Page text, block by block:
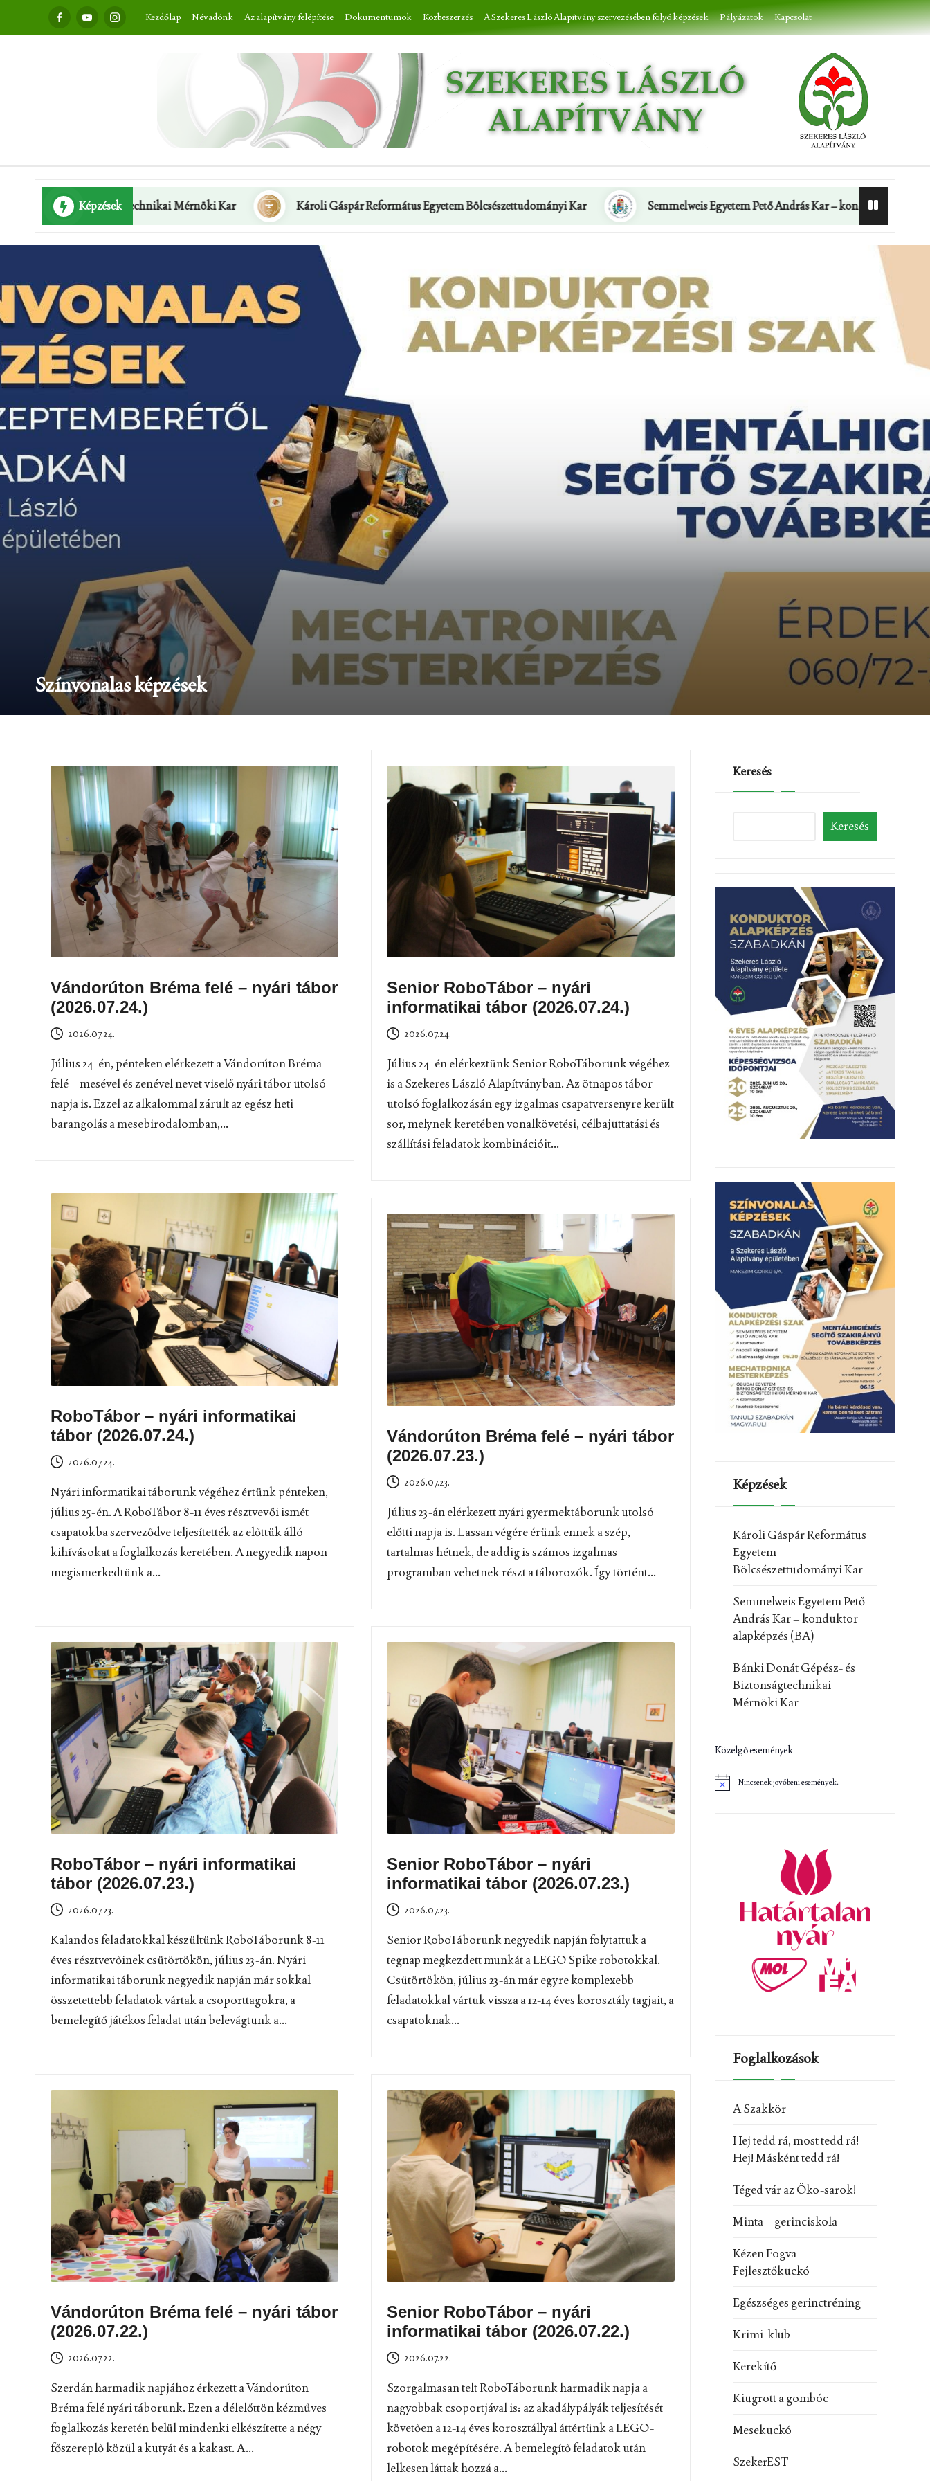
FacebookYoutube Instagram Kezdőlap Névadónk Az alapítvány felépítése Dokumentumok Közbeszerzés A Szekeres László Alapítvány szervezésében folyó képzések Pályázatok Kapcsolat
Képzések
Mérnöki Kar Károli Gáspár Református Egyetem Bölcsészettudományi Kar Semmelweis Egyetem Pető András Kar – konduktor alapképzés (BA)
Színvonalas képzések
Vándorúton Bréma felé – nyári tábor
(2026.07.24.)
2026.07.24.
Július 24-én, pénteken elérkezett a Vándorúton Bréma
felé – mesével és zenével nevet viselő nyári tábor utolsó
napja is. Ezzel az alkalommal zárult az egész heti
barangolás a mesebirodalomban,...
Senior RoboTábor – nyári
informatikai tábor (2026.07.24.)
2026.07.24.
Július 24-én elérkeztünk Senior RoboTáborunk végéhez
is a Szekeres László Alapítványban. Az ötnapos tábor
utolsó foglalkozásán egy izgalmas csapatversenyre került
sor, melynek keretében vonalkövetési, célbajuttatási és
szállítási feladatok kombinációit...
RoboTábor – nyári informatikai
tábor (2026.07.24.)
2026.07.24.
Nyári informatikai táborunk végéhez értünk pénteken,
július 25-én. A RoboTábor 8-11 éves résztvevői ismét
csapatokba szerveződve teljesítették az előttük álló
kihívásokat a foglalkozás keretében. A negyedik napon
megismerkedtünk a...
Vándorúton Bréma felé – nyári tábor
(2026.07.23.)
2026.07.23.
Július 23-án elérkezett nyári gyermektáborunk utolsó
előtti napja is. Lassan végére érünk ennek a szép,
tartalmas hétnek, de addig is számos izgalmas
programban vehetnek részt a táborozók. Így történt...
RoboTábor – nyári informatikai
tábor (2026.07.23.)
2026.07.23.
Kalandos feladatokkal készültünk RoboTáborunk 8-11
éves résztvevőinek csütörtökön, július 23-án. Nyári
informatikai táborunk negyedik napján már sokkal
összetettebb feladatok vártak a csoporttagokra, a
bemelegítő játékos feladat után belevágtunk a...
Senior RoboTábor – nyári
informatikai tábor (2026.07.23.)
2026.07.23.
Senior RoboTáborunk negyedik napján folytattuk a
tegnap megkezdett munkát a LEGO Spike robotokkal.
Csütörtökön, július 23-án már egyre komplexebb
feladatokkal vártuk vissza a 12-14 éves korosztály tagjait, a
csapatoknak...
Vándorúton Bréma felé – nyári tábor
(2026.07.22.)
2026.07.22.
Szerdán harmadik napjához érkezett a Vándorúton
Bréma felé nyári táborunk. Ezen a délelőttön kézműves
foglalkozás keretén belül mindenki elkészítette a négy
főszereplő közül a kutyát és a kakast. A...
Senior RoboTábor – nyári
informatikai tábor (2026.07.22.)
2026.07.22.
Szorgalmasan telt RoboTáborunk harmadik napja a
nagyobbak csoportjával is: az akadálypályák teljesítését
követően a 12-14 éves korosztállyal áttértünk a LEGO-
robotok megépítésére. A bemelegítő feladatok után
lelkesen láttak hozzá a...
Keresés
Keresés
Képzések
Károli Gáspár Református
Egyetem
Bölcsészettudományi Kar
Semmelweis Egyetem Pető
András Kar – konduktor
alapképzés (BA)
Bánki Donát Gépész- és
Biztonságtechnikai
Mérnöki Kar
Közelgő események
Nincsenek jövőbeni események.
Foglalkozások
A Szakkör
Hej tedd rá, most tedd rá! –
Hej! Másként tedd rá!
Téged vár az Öko-sarok!
Minta – gerinciskola
Kézen Fogva –
Fejlesztőkuckó
Egészséges gerinctréning
Krimi-klub
Kerekítő
Kiugrott a gombóc
Mesekuckó
SzekerEST